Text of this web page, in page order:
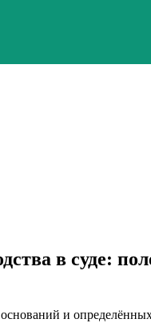
в суде:
и